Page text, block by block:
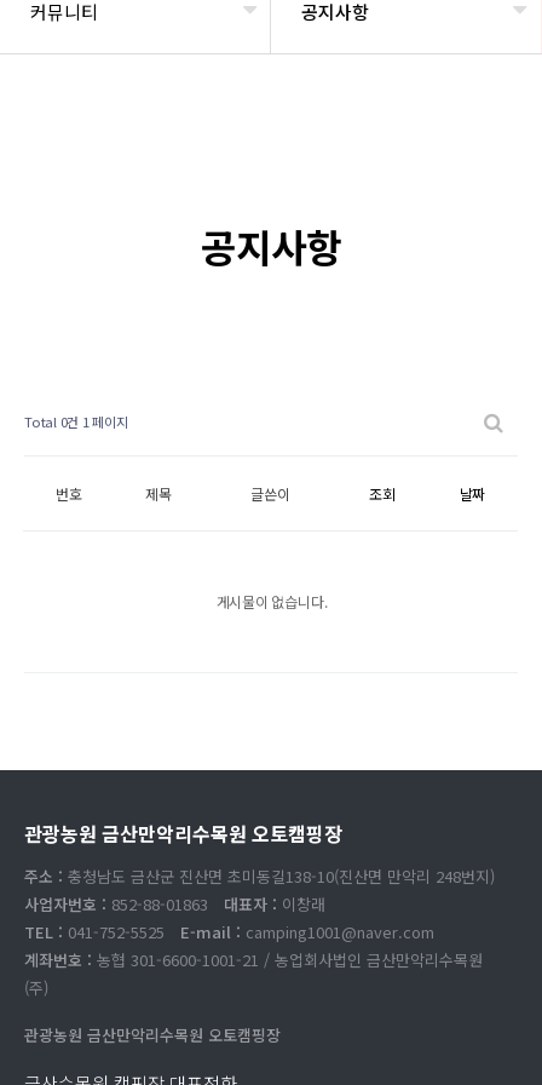
커뮤니티 공지사항
공지사항
Total 0건 1 페이지
번호 제목 글쓴이 조회 날짜
게시물이 없습니다.
관광농원 금산만악리수목원 오토캠핑장
주소 : 충청남도 금산군 진산면 초미동길138-10(진산면 만악리 248번지)
사업자번호 : 852-88-01863 대표자 : 이창래
TEL : 041-752-5525 E-mail : camping1001@naver.com
계좌번호 : 농협 301-6600-1001-21 / 농업회사법인 금산만악리수목원
(주)
관광농원 금산만악리수목원 오토캠핑장